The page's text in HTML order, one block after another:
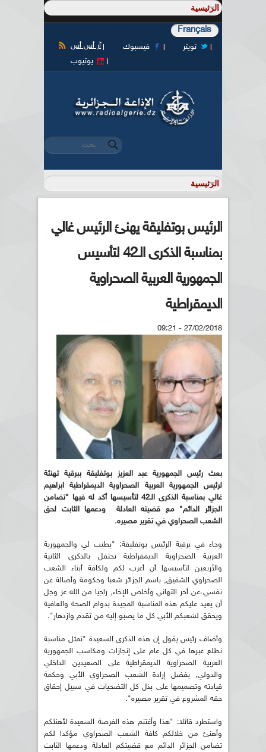
Français
آر أس أس فيسبوك
تويتر
يوتيوب
استمارة البحث
‏بحث ‏
الرئيس بوتفليقة يهنئ الرئيس غالي
بمناسبة الذكرى الـ42 لتأسيس
الجمهورية العربية الصحراوية
الديمقراطية
27/02/2018 - 09:21
بعث رئيس الجمهورية عبد العزيز بوتفليقة ببرقية تهنئة
لرئيس الجمهورية العربية الصحراوية الديمقراطية ابراهيم
غالي بمناسبة الذكرى الـ42 لتأسيسها أكد له فيها "تضامن
الجزائر الدائم" مع قضيته العادلة ودعمها الثابت لحق
الشعب الصحراوي في تقرير مصيره.
وجاء في برقية الرئيس بوتفليقة: "يطيب لي والجمهورية
العربية الصحراوية الديمقراطية تحتفل بالذكرى الثانية
والأربعين لتأسيسها أن أعرب لكم ولكافة أبناء الشعب
الصحراوي الشقيق, باسم الجزائر شعبا وحكومة وأصالة عن
نفسي،عن أحر التهاني وأخلص الإخاء, راجيا من الله عز وجل
أن يعيد عليكم هذه المناسبة المجيدة بدوام الصحة والعافية
ويحقق لشعبكم الأبي كل ما يصبو إليه من تقدم وازدهار".
وأضاف رئيس يقول إن هذه الذكرى السعيدة "تمثل مناسبة
نطلع عبرها في كل عام على إنجازات ومكاسب الجمهورية
العربية الصحراوية الديمقراطية على الصعيدين الداخلي
والدولي, بفضل إرادة الشعب الصحراوي الأبي وحكمة
قيادته وتصميمها على بذل كل التضحيات في سبيل إحقاق
حقه المشروع في تقرير مصيره".
واستطرد قائلا: "هذا وأغتنم هذه الفرصة السعيدة لأهنئكم
وأهنئ من خلالكم كافة الشعب الصحراوي مؤكدا لكم
تضامن الجزائر الدائم مع قضيتكم العادلة ودعمها الثابت